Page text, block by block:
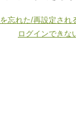
忘れた/再設定され
ログインできな